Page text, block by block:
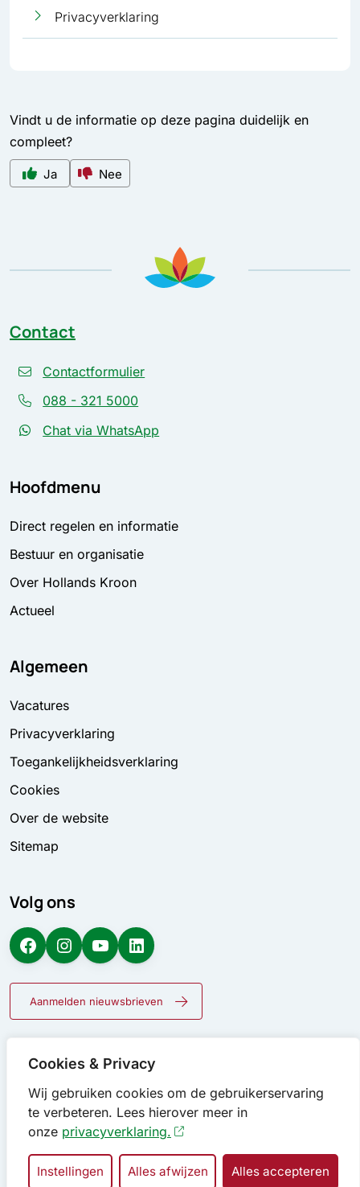
Cookies & Privacy
Wij gebruiken cookies om de gebruikerservaring
te verbeteren. Lees hierover meer in
onze privacyverklaring.
Instellingen Alles afwijzen Alles accepteren
Privacyverklaring
Vindt u de informatie op deze pagina duidelijk en
compleet?
Ja Nee
Contact
Contactformulier
088 - 321 5000
Chat via WhatsApp
Hoofdmenu
Direct regelen en informatie
Bestuur en organisatie
Over Hollands Kroon
Actueel
Algemeen
Vacatures
Privacyverklaring
Toegankelijkheidsverklaring
Cookies
Over de website
Sitemap
Volg ons
Facebook Instagram YouTube LinkedIn
Aanmelden nieuwsbrieven